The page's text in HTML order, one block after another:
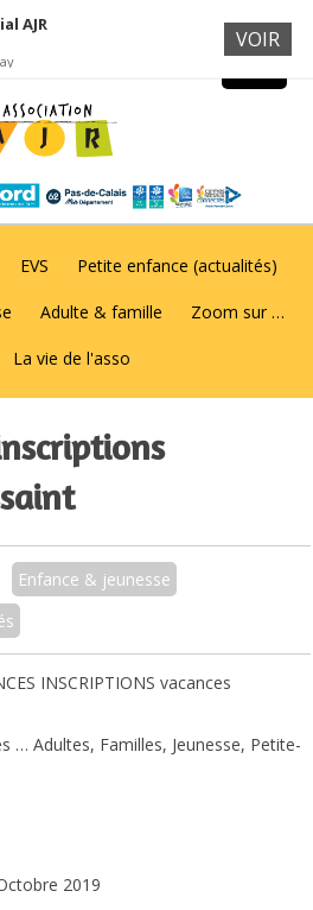
EVS Petite enfance (actualités)
Adulte & famille Zoom sur …
La vie de l'asso
Enfance & jeunesse
INSCRIPTIONS vacances
… Adultes, Familles, Jeunesse, Petite-
2019
AJR
VOIR